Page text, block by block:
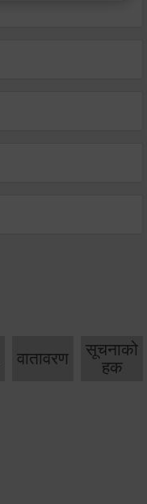
वातावरण
सूचनाको
हक